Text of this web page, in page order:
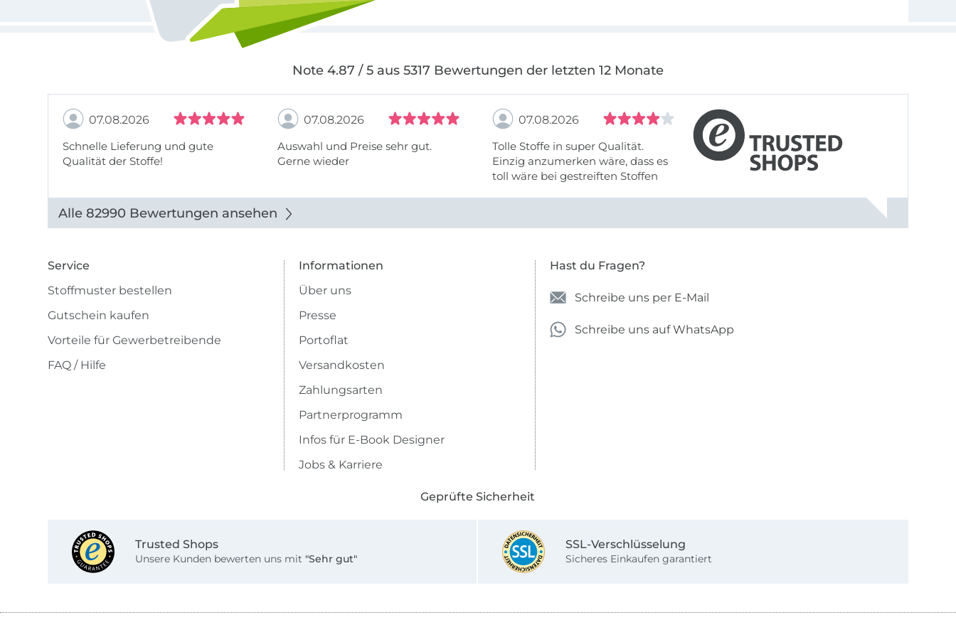
Note 4.87 / 5 aus 5317 Bewertungen der letzten 12 Monate
07.08.2026
Schnelle Lieferung und gute
Qualität der Stoffe!
07.08.2026
Auswahl und Preise sehr gut.
Gerne wieder
07.08.2026
Tolle Stoffe in super Qualität.
Einzig anzumerken wäre, dass es
toll wäre bei gestreiften Stoffen
Alle 82990 Bewertungen ansehen
Service
Stoffmuster bestellen
Gutschein kaufen
Vorteile für Gewerbetreibende
FAQ / Hilfe
Informationen
Über uns
Presse
Portoflat
Versandkosten
Zahlungsarten
Partnerprogramm
Infos für E-Book Designer
Jobs & Karriere
Hast du Fragen?
Schreibe uns per E-Mail
Schreibe uns auf WhatsApp
Geprüfte Sicherheit
Trusted Shops
Unsere Kunden bewerten uns mit "Sehr gut"
SSL-Verschlüsselung
Sicheres Einkaufen garantiert